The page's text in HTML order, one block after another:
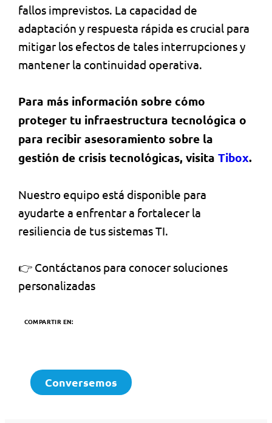
fallos imprevistos. La capacidad de
adaptación y respuesta rápida es crucial para
mitigar los efectos de tales interrupciones y
mantener la continuidad operativa.
Para más información sobre cómo
proteger tu infraestructura tecnológica o
para recibir asesoramiento sobre la
gestión de crisis tecnológicas, visita Tibox.
Nuestro equipo está disponible para
ayudarte a enfrentar a fortalecer la
resiliencia de tus sistemas TI.
👉 Contáctanos para conocer soluciones
personalizadas
COMPARTIR EN:
Conversemos